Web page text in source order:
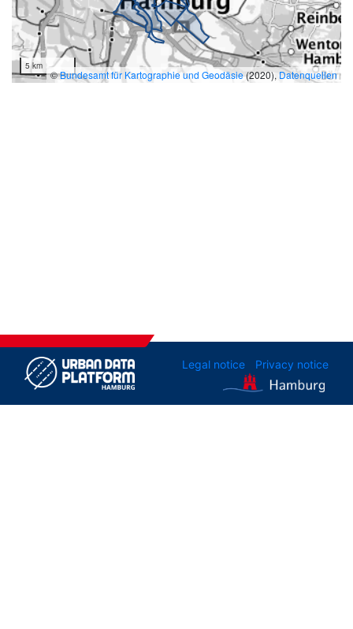
5 km
©Bundesamt für Kartographie und Geodäsie(2020), Datenquellen
Legal notice Privacy notice